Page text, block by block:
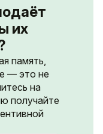
их
память,
— это не
на
получайте